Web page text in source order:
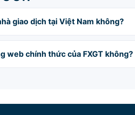
giao dịch tại Việt Nam không?
web chính thức của FXGT không?